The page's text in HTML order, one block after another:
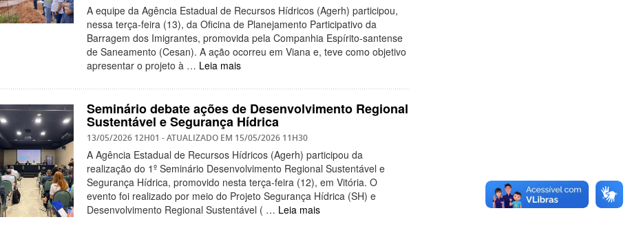
A equipe da Agência Estadual de Recursos Hídricos (Agerh) participou,
nessa terça-feira (13), da Oficina de Planejamento Participativo da
Barragem dos Imigrantes, promovida pela Companhia Espírito-santense
de Saneamento (Cesan). A ação ocorreu em Viana e, teve como objetivo
apresentar o projeto à … Leia mais
Seminário debate ações de Desenvolvimento Regional
Sustentável e Segurança Hídrica
13/05/2026 12H01- ATUALIZADO EM 15/05/2026 11H30
A Agência Estadual de Recursos Hídricos (Agerh) participou da
realização do 1º Seminário Desenvolvimento Regional Sustentável e
Segurança Hídrica, promovido nesta terça-feira (12), em Vitória. O
evento foi realizado por meio do Projeto Segurança Hídrica (SH) e
Desenvolvimento Regional Sustentável ( … Leia mais